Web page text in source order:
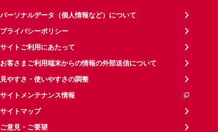
パーソナルデータ（個人情報など）について
プライバシーポリシー
サイトご利用にあたって
お客さまご利用端末からの情報の外部送信について
見やすさ・使いやすさの調整
サイトメンテナンス情報
サイトマップ
ご意見・ご要望